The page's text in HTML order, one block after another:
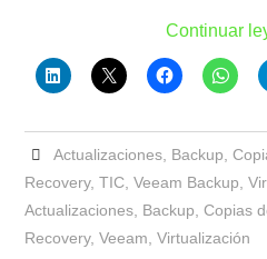
Continuar
Actualizaciones, Backup
Recovery,TIC ,Veeam Backup ,
Actualizaciones Backup ,Copias
Recovery,Veeam ,Virtualización